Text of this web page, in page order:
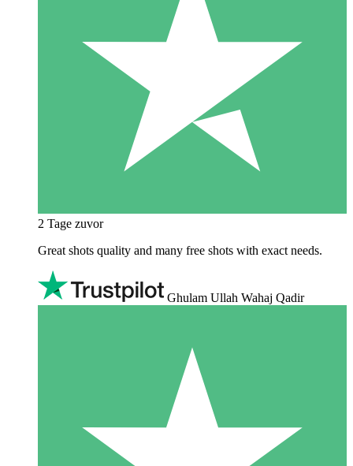
2 Tage zuvor
Great shots quality and many free shots with exact needs.
Ghulam Ullah Wahaj Qadir